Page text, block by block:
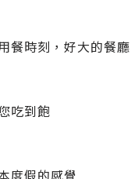
餐時刻，好大的餐
吃到飽
度假的感覺